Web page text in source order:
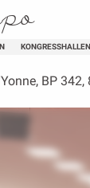
BP